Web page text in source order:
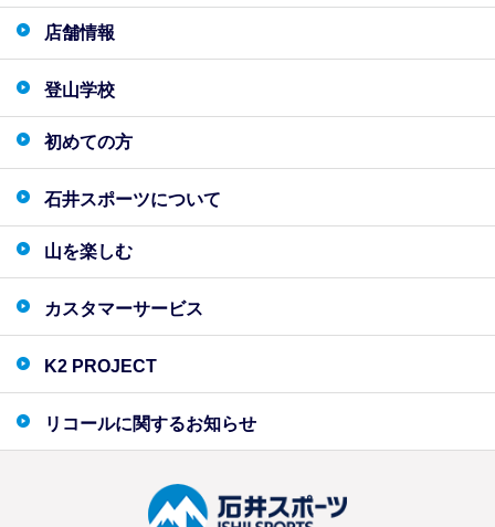
店舗情報
登山学校
初めての方
石井スポーツについて
山を楽しむ
カスタマーサービス
K2 PROJECT
リコールに関するお知らせ